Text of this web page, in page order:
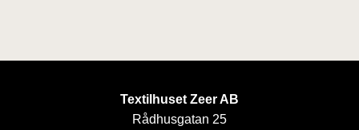
Textilhuset Zeer AB
Rådhusgatan 25